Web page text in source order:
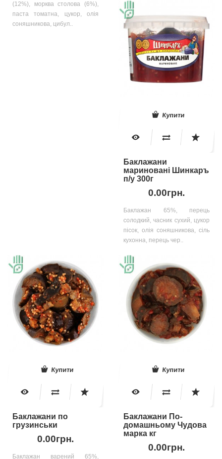
(12%), морква столова (6%),
паста томатна, цукор, олія
соняшникова, цибул..
Купити
Баклажани
мариновані Шинкаръ
п/у 300г
0.00грн.
Баклажан 65%, перець
солодкий, часник сухий, цукор
пісок, олія соняшникова, сіль
кухонна, перець чер..
Купити
Баклажани по
грузинськи
0.00грн.
Баклажан варений 65%,
Купити
Баклажани По-
домашньому Чудова
марка кг
0.00грн.